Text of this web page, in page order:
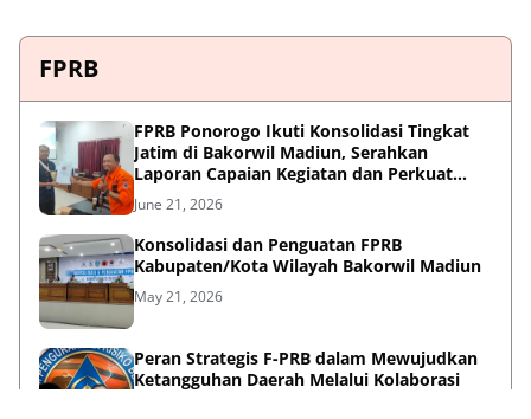
FPRB
FPRB Ponorogo Ikuti Konsolidasi Tingkat
Jatim di Bakorwil Madiun, Serahkan
Laporan Capaian Kegiatan dan Perkuat
Sinergi Pentahelix
June 21, 2026
Konsolidasi dan Penguatan FPRB
Kabupaten/Kota Wilayah Bakorwil Madiun
May 21, 2026
Peran Strategis F-PRB dalam Mewujudkan
Ketangguhan Daerah Melalui Kolaborasi